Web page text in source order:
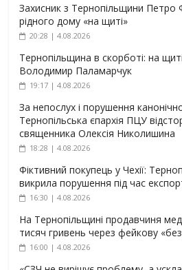
Захисник з Тернопільщини Петро
рідного дому «на щиті»
20:28 | 4.08.2026
Тернопільщина в скорботі: на
Володимир Паламарчук
19:17 | 4.08.2026
За непослух і порушення
Тернопільська єпархія ПЦУ
священника Олексія Николишина
18:28 | 4.08.2026
Фіктивний покупець у Чехії:
викрила порушення під час
16:30 | 4.08.2026
На Тернопільщині продавчиня
тисяч гривень через фейкову
16:00 | 4.08.2026